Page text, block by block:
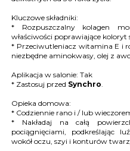
Kluczowe składniki:
* Rozpuszczalny kolagen
właściwości poprawiające koloryt
* Przeciwutleniacz witamina E i
niezbędne aminokwasy, olej z
Aplikacja w salonie: Tak
* Zastosuj przed Synchro
Opieka domowa:
* Codziennie rano i / lub
* Nakładaj na całą
pociągnięciami, podkreślając
wokół oczu, szyi i konturów